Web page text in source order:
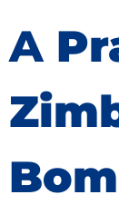
A